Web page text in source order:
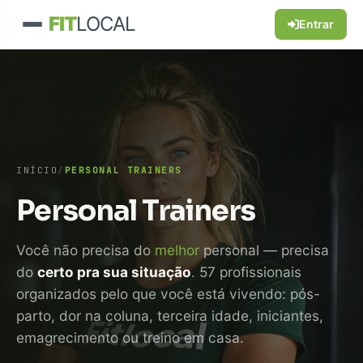
FITLOCAL Entrar
INÍCIO / PERSONAL TRAINERS
Personal Trainers
Você não precisa do melhor personal — precisa
do certo pra sua situação. 57 profissionais
organizados pelo que você está vivendo: pós-
parto, dor na coluna, terceira idade, iniciantes,
emagrecimento ou treino em casa.